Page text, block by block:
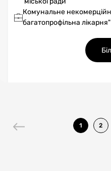
Комунальне
багатопрофільна
1 2